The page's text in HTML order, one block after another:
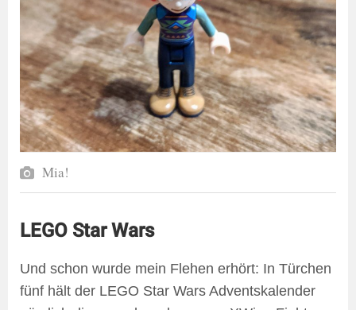
Mia!
LEGO Star Wars
Und schon wurde mein Flehen erhört: In Türchen
fünf hält der LEGO Star Wars Adventskalender